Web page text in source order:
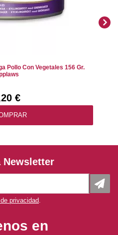
Pollo Con Vegetales 156 Gr.
€
Newsletter
privacidad
en